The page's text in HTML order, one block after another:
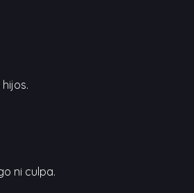
ni culpa.